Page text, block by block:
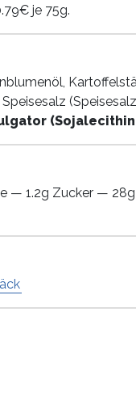
je 75g.
— 1.2g Zucker —